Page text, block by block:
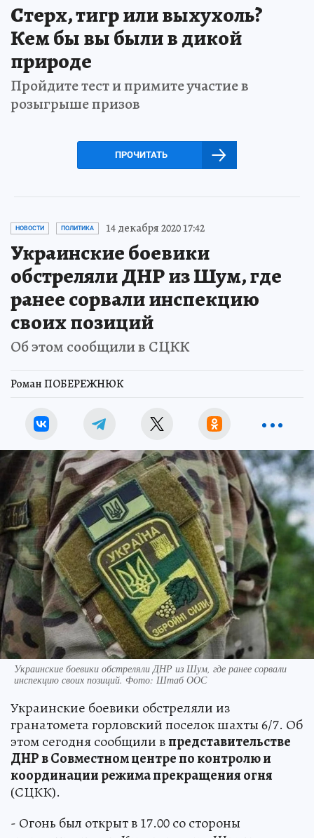
Стерх, тигр или выхухоль?
Кем бы вы были в дикой
природе
Пройдите тест и примите участие в
розыгрыше призов
ПРОЧИТАТЬ
НОВОСТИ ПОЛИТИКА 14 декабря 2020 17:42
Украинские боевики
обстреляли ДНР из Шум, где
ранее сорвали инспекцию
своих позиций
Об этом сообщили в СЦКК
Роман ПОБЕРЕЖНЮК
Украинские боевики обстреляли ДНР из Шум, где ранее сорвали
инспекцию своих позиций. Фото: Штаб ООС
Украинские боевики обстреляли из
гранатомета горловский поселок шахты 6/7. Об
этом сегодня сообщили впредставительстве
ДНР в Совместном центре по контролю и
координации режима прекращения огня
(СЦКК).
- Огонь был открыт в 17.00 со стороны